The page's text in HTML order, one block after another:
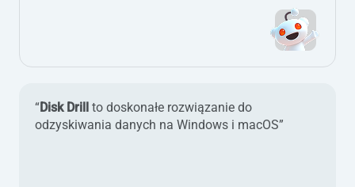
“Disk Drill to doskonałe rozwiązanie do
odzyskiwania danych na Windows i macOS”